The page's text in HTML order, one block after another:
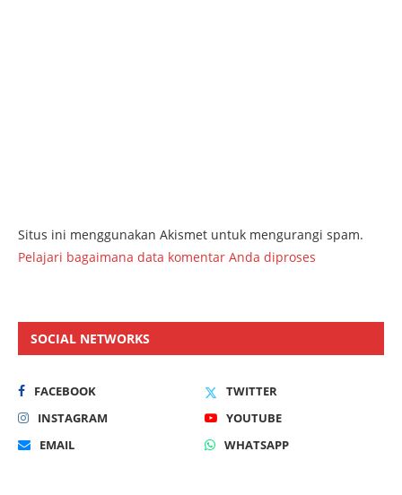
Situs ini menggunakan Akismet untuk mengurangi spam.
Pelajari bagaimana data komentar Anda diproses
SOCIAL NETWORKS
FACEBOOK
TWITTER
INSTAGRAM
YOUTUBE
EMAIL
WHATSAPP